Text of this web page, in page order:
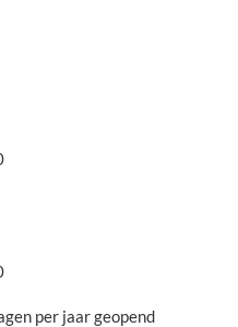
per jaar geopend